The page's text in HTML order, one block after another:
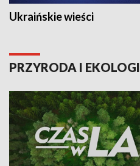
Ukraińskie wieści
PRZYRODA I